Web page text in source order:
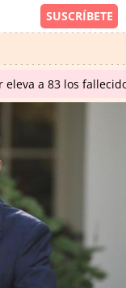
eleva a 83 los